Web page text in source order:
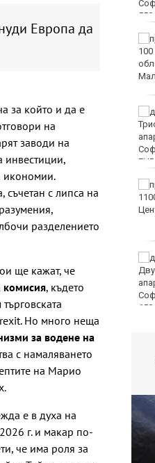
Европа да
за който и да е
на
заводи на
инвестиции,
икономии.
съчетан с липса на
разделението
ще кажат, че
комисия, където
Но много неща
за водене на
с намаляването
на Марио
е в духа на
г. и макар по-
че има роля за
Огнеборците са
Мачовете и спортът по
ТВ днес (8 август)
8 август 2026